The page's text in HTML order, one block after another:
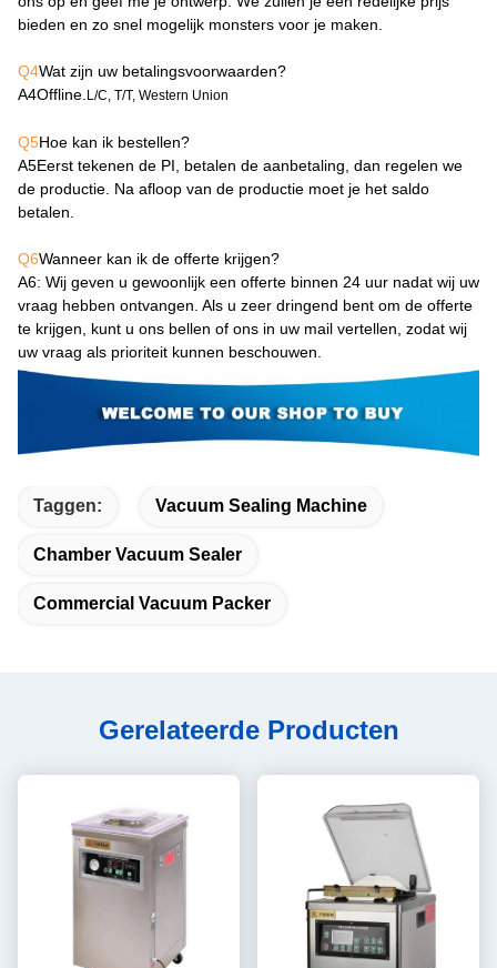
bieden en zo snel mogelijk monsters voor je maken.
Q4Wat zijn uw betalingsvoorwaarden?
A4Offline. L/C, T/T, Western Union
Q5Hoe kan ik bestellen?
A5Eerst tekenen de PI, betalen de aanbetaling, dan regelen we
de productie. Na afloop van de productie moet je het saldo
betalen.
Q6Wanneer kan ik de offerte krijgen?
A6: Wij geven u gewoonlijk een offerte binnen 24 uur nadat wij uw
vraag hebben ontvangen. Als u zeer dringend bent om de offerte
te krijgen, kunt u ons bellen of ons in uw mail vertellen, zodat wij
uw vraag als prioriteit kunnen beschouwen.
Taggen: Vacuum Sealing Machine
Chamber Vacuum Sealer
Commercial Vacuum Packer
Gerelateerde Producten